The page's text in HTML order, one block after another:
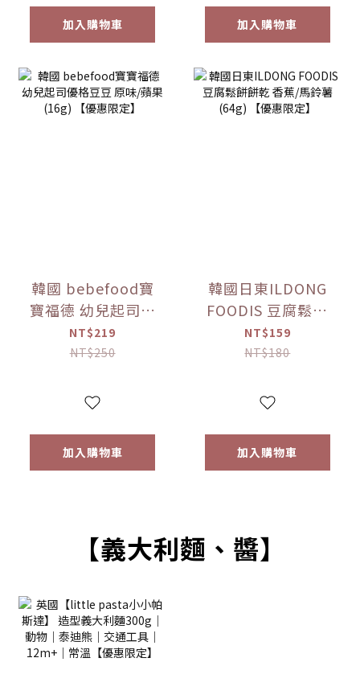
加入購物車 加入購物車
韓國 bebefood寶
寶福德 幼兒起司優
格豆豆 原味/蘋果
(16g) 【優惠限定】
NT$219
NT$250
加入購物車
韓國日東ILDONG
FOODIS 豆腐鬆餅
餅乾 香蕉/馬鈴薯
(64g) 【優惠限定】
NT$159
NT$180
加入購物車
【義大利麵、醬】